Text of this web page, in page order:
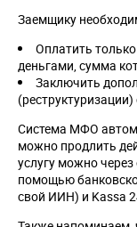
Заемщику
Оплатить
деньгами, сумма
Заключить
Система МФО
можно продлить
услугу можно
помощью
свой ИИН) и Kassa